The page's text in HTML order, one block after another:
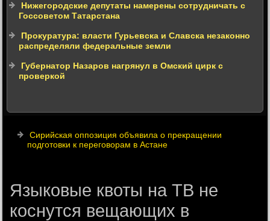
Нижегородские депутаты намерены сотрудничать с
Госсоветом Татарстана
Прокуратура: власти Гурьевска и Славска незаконно
распределяли федеральные земли
Губернатор Назаров нагрянул в Омский цирк с
проверкой
Cирийская оппозиция объявила о прекращении
подготовки к переговорам в Астане
Языковые квоты на ТВ не
коснутся вещающих в